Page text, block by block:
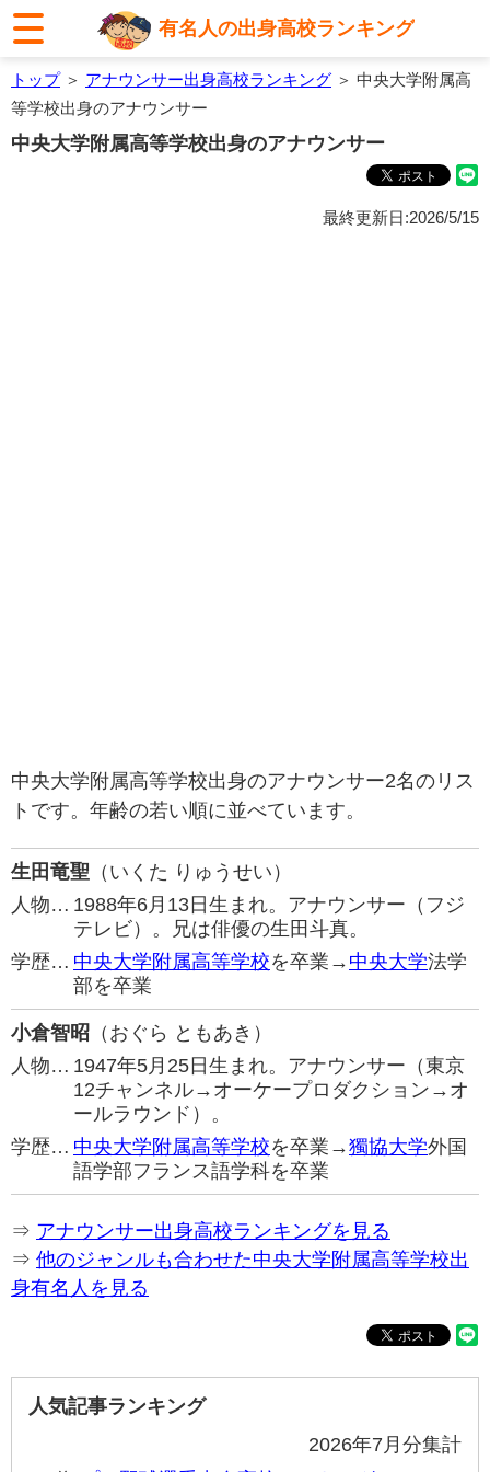
有名人の出身高校ランキング
トップ＞ アナウンサー出身高校ランキング ＞ 中央大学附属高
等学校出身のアナウンサー
中央大学附属高等学校出身のアナウンサー
最終更新日:2026/5/15
中央大学附属高等学校出身のアナウンサー2名のリス
トです。年齢の若い順に並べています。
生田竜聖 （いくた りゅうせい）
人物… 1988年6月13日生まれ。アナウンサー（フジ
テレビ）。兄は俳優の生田斗真。
学歴… 中央大学附属高等学校を卒業→ 中央大学法学
部を卒業
小倉智昭 （おぐら ともあき）
人物… 1947年5月25日生まれ。アナウンサー（東京
12チャンネル→オーケープロダクション→オ
ールラウンド）。
学歴… 中央大学附属高等学校を卒業→獨協大学外国
語学部フランス語学科を卒業
⇒ アナウンサー出身高校ランキングを見る
⇒ 他のジャンルも合わせた中央大学附属高等学校出
身有名人を見る
人気記事ランキング
2026年7月分集計